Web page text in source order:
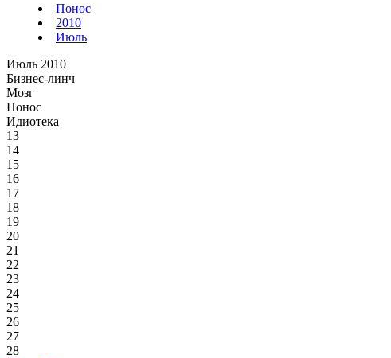
Понос
2010
Июль
Июль 2010
Бизнес-линч
Мозг
Понос
Идиотека
13
14
15
16
17
18
19
20
21
22
23
24
25
26
27
28